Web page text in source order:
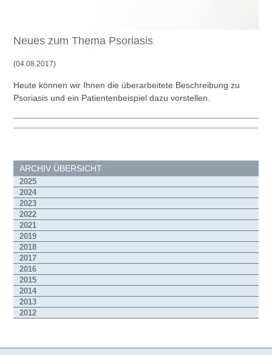
Neues zum Thema Psoriasis
(04.08.2017)
Heute können wir Ihnen die überarbeitete Beschreibung zu
Psoriasis und ein Patientenbeispiel dazu vorstellen.
ARCHIV ÜBERSICHT
2025
2024
2023
2022
2021
2019
2018
2017
2016
2015
2014
2013
2012